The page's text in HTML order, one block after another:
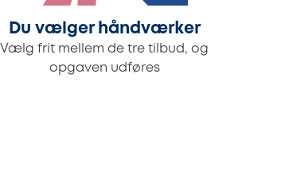
Du vælger håndværker
Vælg frit mellem de tre tilbud, og
opgaven udføres